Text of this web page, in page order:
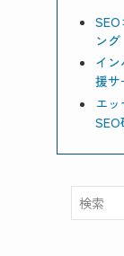
ング
イ
援サ
エ
SEO